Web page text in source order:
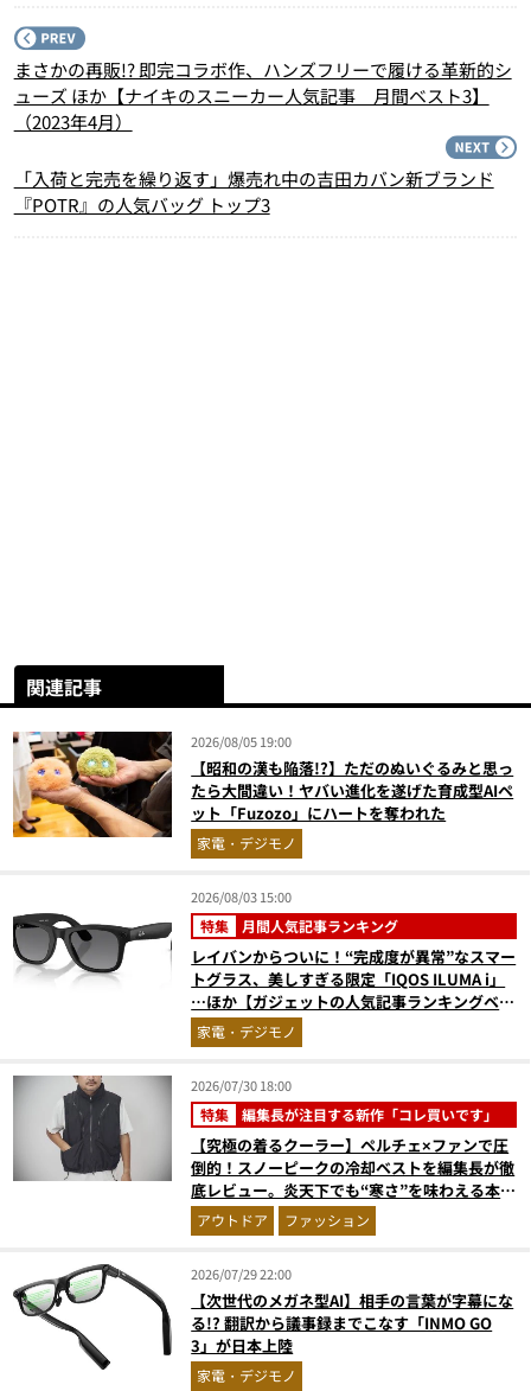
まさかの再販!? 即完コラボ作、ハンズフリーで履ける革新的シ
ューズ ほか【ナイキのスニーカー人気記事 月間ベスト3】
（2023年4月）
「入荷と完売を繰り返す」爆売れ中の吉田カバン新ブランド
『POTR』の人気バッグ トップ3
関連記事
2026/08/05 19:00
【昭和の漢も陥落!?】ただのぬいぐるみと思っ
たら大間違い！ヤバい進化を遂げた育成型AIペ
ット「Fuzozo」にハートを奪われた
家電・デジモノ
2026/08/03 15:00
特集 月間人気記事ランキング
レイバンからついに！“完成度が異常”なスマー
トグラス、美しすぎる限定「IQOS ILUMA i」
…ほか【ガジェットの人気記事ランキングベス
ト3】（2026年6月版）
家電・デジモノ
2026/07/30 18:00
特集 編集長が注目する新作「コレ買いです」
【究極の着るクーラー】ペルチェ×ファンで圧
倒的！スノーピークの冷却ベストを編集長が徹
底レビュー。炎天下でも“寒さ”を味わえる本気
のギア『コレ買いです』Vol.172
アウトドア ファッション
2026/07/29 22:00
【次世代のメガネ型AI】相手の言葉が字幕にな
る!? 翻訳から議事録までこなす「INMO GO
3」が日本上陸
家電・デジモノ